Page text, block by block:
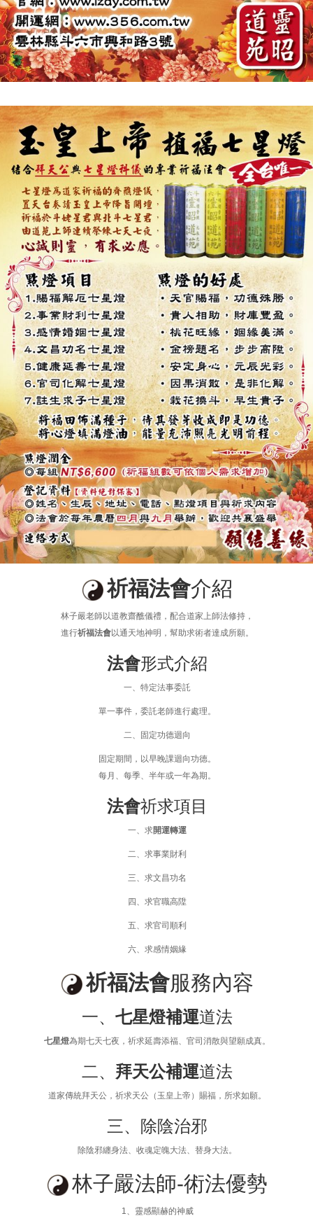
祈福法會介紹
林子嚴老師以道教齋醮儀禮，配合道家上師法修持，
進行祈福法會以通天地神明，幫助求術者達成所願。
法會形式介紹
一、特定法事委託
單一事件，委託老師進行處理。
二、固定功德迴向
固定期間，以早晚課迴向功德。
每月、每季、半年或一年為期。
法會祈求項目
一、求開運轉運
二、求事業財利
三、求文昌功名
四、求官職高陞
五、求官司順利
六、求感情姻緣
祈福法會服務內容
一、 七星燈補運道法
七星燈為期七天七夜，祈求延壽添福、官司消散與望願成真。
二、 拜天公補運道法
道家傳統拜天公，祈求天公（玉皇上帝）賜福，所求如願。
三、除陰治邪
除陰邪纏身法、收魂定魄大法、替身大法。
林子嚴法師-術法優勢
1、靈感顯赫的神威